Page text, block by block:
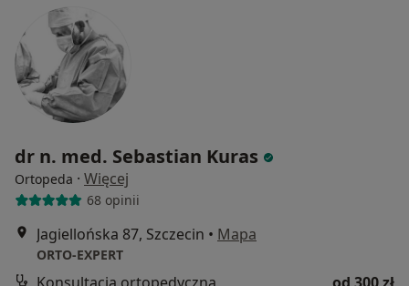
dr n. med. Sebastian Kuras
Ortopeda · Więcej
68 opinii
Jagiellońska 87, Szczecin • Mapa
ORTO-EXPERT